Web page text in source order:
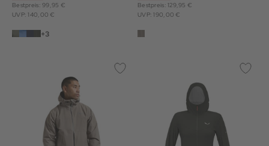
Bestpreis: 99,95 €
UVP: 140,00 €
+3
Bestpreis: 129,95 €
UVP: 190,00 €